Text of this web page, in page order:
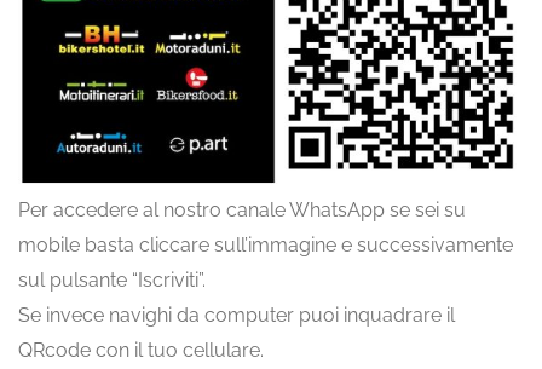
Per accedere al nostro canale WhatsApp se sei su
mobile basta cliccare sull’immagine e successivamente
sul pulsante “Iscriviti”.
Se invece navighi da computer puoi inquadrare il
QRcode con il tuo cellulare.